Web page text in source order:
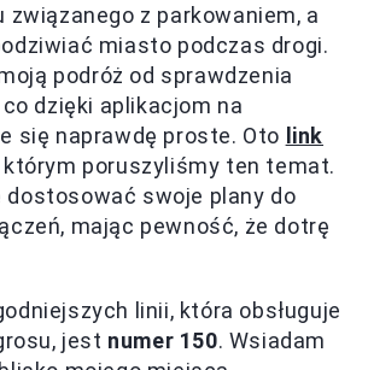
z parkowaniem, a
miasto podczas drogi.
podróż od sprawdzenia
co dzięki aplikacjom na
się naprawdę proste. Oto link
którym poruszyliśmy ten temat.
dostosować swoje plany do
mając pewność, że dotrę
linii, która obsługuje
jest numer 150. Wsiadam